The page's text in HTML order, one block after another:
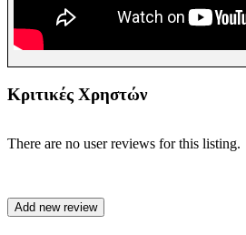
Κριτικές Χρηστών
There are no user reviews for this listing.